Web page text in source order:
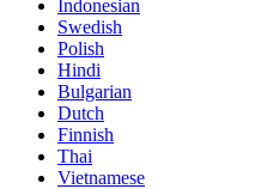
Indonesian
Swedish
Polish
Hindi
Bulgarian
Dutch
Finnish
Thai
Vietnamese